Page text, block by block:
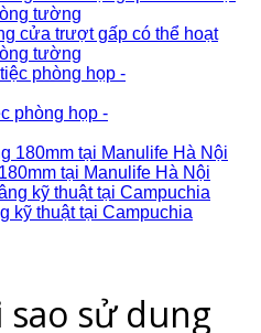
cửa trượt gấp có thể hoạt
tường
phòng họp -
tại Manulife Hà Nội
kỹ thuật tại Campuchia
sao sử dung